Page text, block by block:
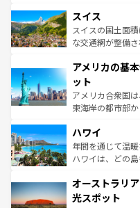
を参照してほし
は、お酒好きな人には
ドイツ情報はコ
リアごとに異な
ティー、ビール
戦など、本場だ
ンツ一覧を参照
スイス
スイスの国土面
な交通網が整備
の建物がそのま
博物館もあり、
ことができる。
者向けの交通パ
着のスイス情報は
アメリカの基
ット
アメリカ合衆国
東海岸の都市部
のような巨大都
ンメントが詰ま
西部には大自然
部のニューオー
文化が魅力。旅
ハワイ
年間を通じて温
ハワイは、どの
ワイ島は見逃せ
島だが、静かな
オーストラリ
光スポット